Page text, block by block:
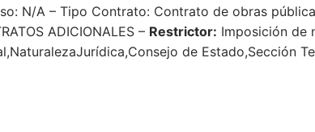
N/A – Tipo Contrato: Contrato de obras
ADICIONALES – Restrictor: Imposición de
de Estado,Sección